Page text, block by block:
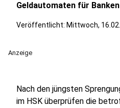
Geldautomaten für
Veröffentlicht: Mittwoch,
Anzeige
Nach den jüngsten
im HSK überprüfen die